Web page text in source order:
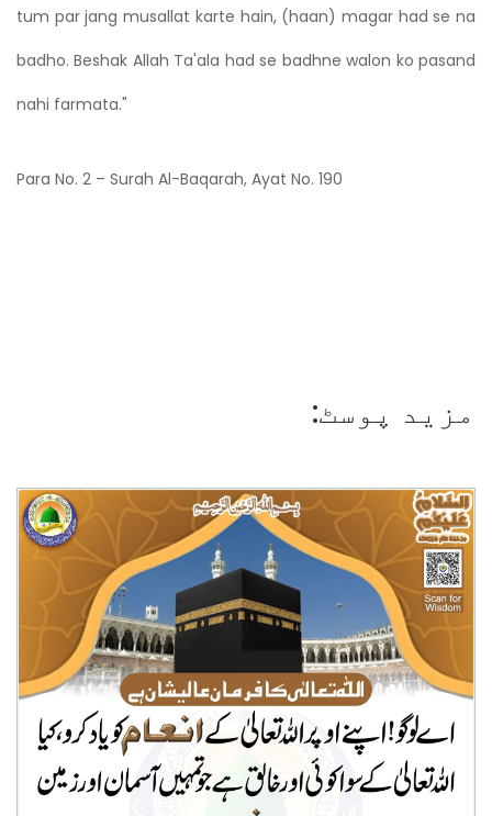
tum par jang musallat karte hain, (haan) magar had se na
badho. Beshak Allah Ta'ala had se badhne walon ko pasand
nahi farmata."
Para No. 2 – Surah Al-Baqarah, Ayat No. 190
مزید پوسٹ: